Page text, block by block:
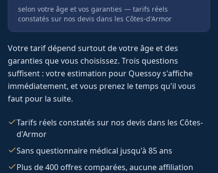
selon votre âge et vos garanties — tarifs réels
constatés sur nos devis dans les Côtes-d'Armor
Votre tarif dépend surtout de votre âge et des
garanties que vous choisissez. Trois questions
suffisent : votre estimation pour Quessoys'affiche
immédiatement, et vous prenez le temps qu'il vous
faut pour la suite.
Tarifs réels constatés sur nos devis dans les Côtes-
d'Armor
Sans questionnaire médical jusqu'à 85 ans
Plus de 400 offres comparées, aucune affiliation